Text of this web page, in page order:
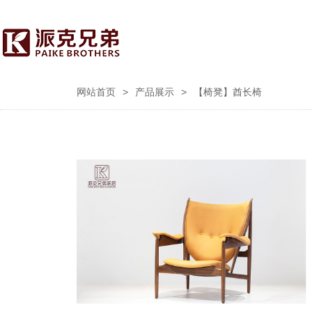
网站首页 > 产品展示 > 【椅凳】酋长椅